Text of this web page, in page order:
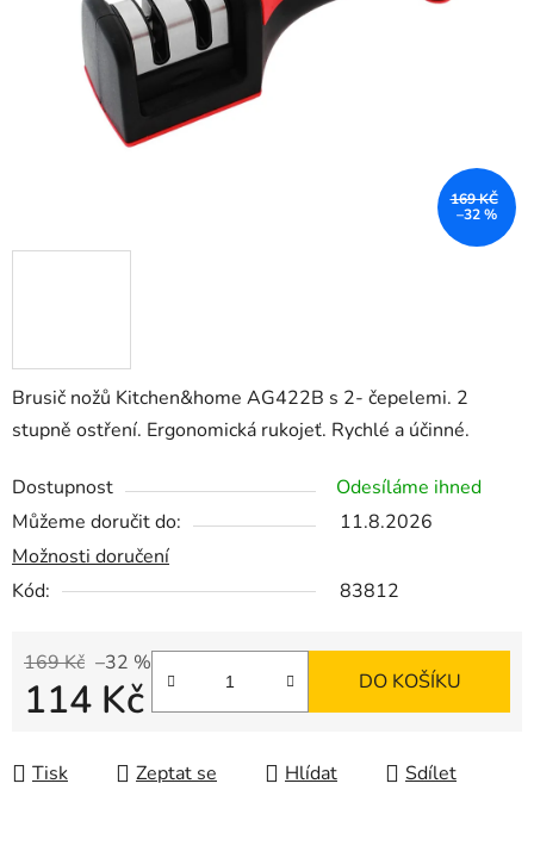
Brusič nožů Kitchen&home AG422B s 2- čepelemi. 2
stupně ostření. Ergonomická rukojeť. Rychlé a účinné.
Dostupnost
Odesíláme ihned
Můžeme doručit do:
11.8.2026
Možnosti doručení
Kód:
83812
169 Kč –32 %
114 Kč DO KOŠÍKU
Tisk Zeptat se Hlídat Sdílet
169 KČ
–32 %